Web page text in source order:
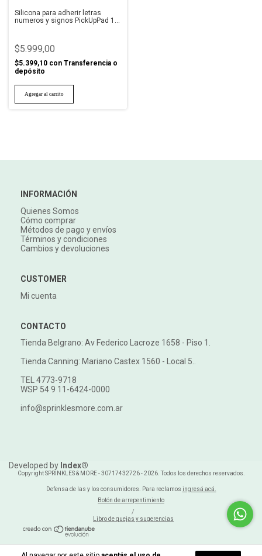
Silicona para adherir letras
numeros y signos PickUpPad 1
$5.999,00
$5.399,10 con Transferencia o
depósito
INFORMACIÓN
Quienes Somos
Cómo comprar
Métodos de pago y envíos
Términos y condiciones
Cambios y devoluciones
CUSTOMER
Mi cuenta
CONTACTO
Tienda Belgrano: Av Federico Lacroze 1658 - Piso 1.
Tienda Canning: Mariano Castex 1560 - Local 5..
TEL 4773-9718
WSP 54 9 11-6424-0000
info@sprinklesmore.com.ar
Developed by Index®
Copyright SPRINKLES & MORE - 30717432726 - 2026. Todos los derechos reservados.
Defensa de las y los consumidores. Para reclamos ingresá acá.
Botón de arrepentimiento
/
Libro de quejas y sugerencias